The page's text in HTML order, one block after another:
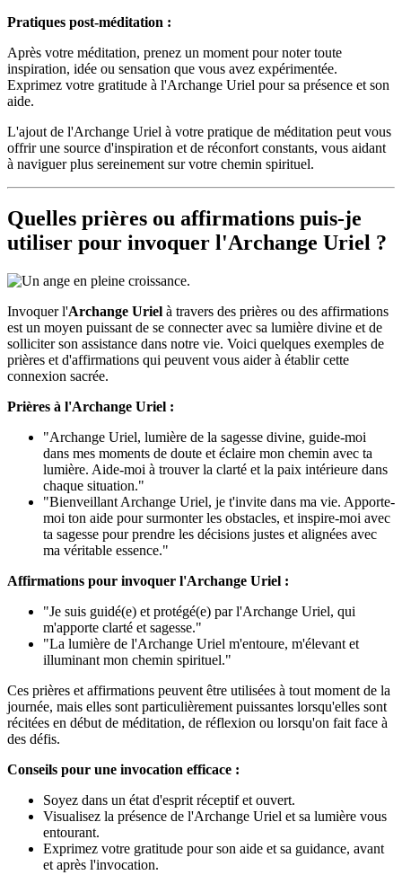
Pratiques post-méditation :
Après votre méditation, prenez un moment pour noter toute
inspiration, idée ou sensation que vous avez expérimentée.
Exprimez votre gratitude à l'Archange Uriel pour sa présence et son
aide.
L'ajout de l'Archange Uriel à votre pratique de méditation peut vous
offrir une source d'inspiration et de réconfort constants, vous aidant
à naviguer plus sereinement sur votre chemin spirituel.
Quelles prières ou affirmations puis-je
utiliser pour invoquer l'Archange Uriel ?
Invoquer l'Archange Uriel à travers des prières ou des affirmations
est un moyen puissant de se connecter avec sa lumière divine et de
solliciter son assistance dans notre vie. Voici quelques exemples de
prières et d'affirmations qui peuvent vous aider à établir cette
connexion sacrée.
Prières à l'Archange Uriel :
"Archange Uriel, lumière de la sagesse divine, guide-moi
dans mes moments de doute et éclaire mon chemin avec ta
lumière. Aide-moi à trouver la clarté et la paix intérieure dans
chaque situation."
"Bienveillant Archange Uriel, je t'invite dans ma vie. Apporte-
moi ton aide pour surmonter les obstacles, et inspire-moi avec
ta sagesse pour prendre les décisions justes et alignées avec
ma véritable essence."
Affirmations pour invoquer l'Archange Uriel :
"Je suis guidé(e) et protégé(e) par l'Archange Uriel, qui
m'apporte clarté et sagesse."
"La lumière de l'Archange Uriel m'entoure, m'élevant et
illuminant mon chemin spirituel."
Ces prières et affirmations peuvent être utilisées à tout moment de la
journée, mais elles sont particulièrement puissantes lorsqu'elles sont
récitées en début de méditation, de réflexion ou lorsqu'on fait face à
des défis.
Conseils pour une invocation efficace :
Soyez dans un état d'esprit réceptif et ouvert.
Visualisez la présence de l'Archange Uriel et sa lumière vous
entourant.
Exprimez votre gratitude pour son aide et sa guidance, avant
et après l'invocation.